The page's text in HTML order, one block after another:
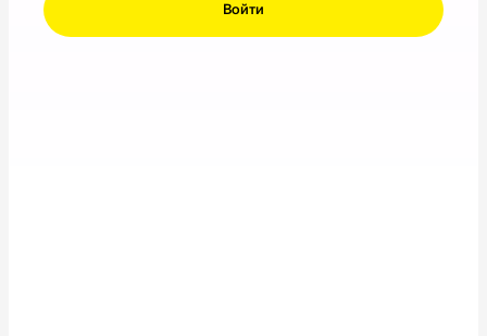
Войти